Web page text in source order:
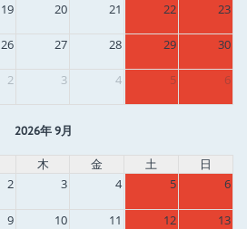
19 20 21 22 23
26 27 28 29 30
2 3 4 5 6
2026年 9月
木 金 土
日
2 3 4 5 6
9 10 11 12 13